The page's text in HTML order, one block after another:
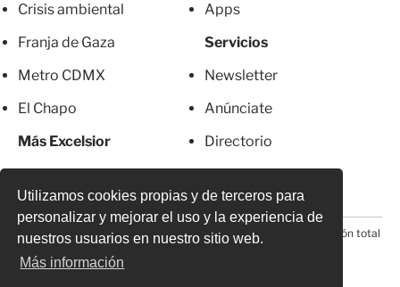
Utilizamos cookies propias y de terceros para
personalizar y mejorar el uso y la experiencia de
nuestros usuarios en nuestro sitio web.
Más información
Crisis ambiental
Franja de Gaza
Metro CDMX
El Chapo
Más Excelsior
Apps
Servicios
Newsletter
Anúnciate
Directorio
© 2026 Todos los derechos reservados. Prohibida la reproducción total
o parcial, incluyendo cualquier medio electrónico*